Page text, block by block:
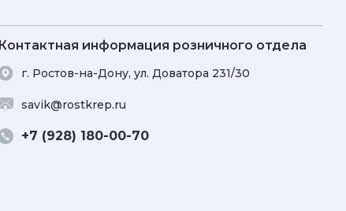
Контактная информация розничного отдела
г. Ростов-на-Дону, ул. Доватора 231/30
savik@rostkrep.ru
+7 (928) 180-00-70